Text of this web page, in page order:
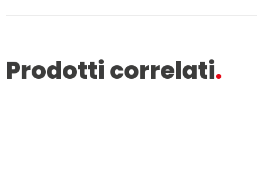
Prodotti correlati.